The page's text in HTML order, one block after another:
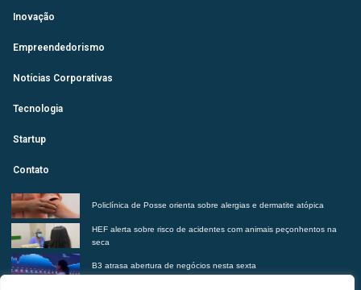
Inovação
Empreendedorismo
Notícias Corporativas
Tecnologia
Startup
Contato
Policlínica de Posse orienta sobre alergias e dermatite atópica
HEF alerta sobre risco de acidentes com animais peçonhentos na
seca
B3 atrasa abertura de negócios nesta sexta